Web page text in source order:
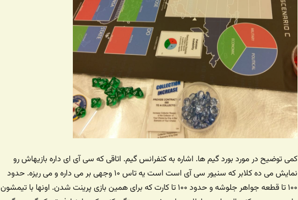
کمی توضیح در مورد بورد گیم ها. اشاره به کنفرانس گیم. اتاقی که سی آی ای داره بازیهاش رو
نمایش می ده کلابر که سنیور سی آی است است یه تاس ۱۰ وجهی بر می داره و می ریزه. حدود
۱۰۰ تا قطعه جواهر جلوشه و حدود ۱۰۰ تا کارت که برای همین بازی پرینت شدن. اونها با تیمشون